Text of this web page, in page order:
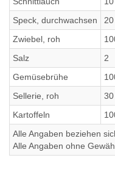
Speck, durchwachsen
20
Zwiebel, roh
Salz
2
Gemüsebrühe
Sellerie, roh
30
Kartoffeln
Alle Angaben beziehen
Alle Angaben ohne